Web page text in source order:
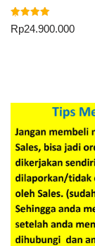
Dinilai
5.00
Rp24.900.000